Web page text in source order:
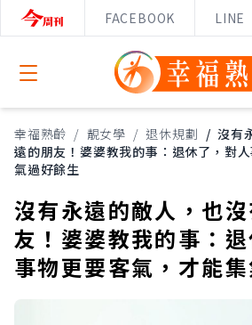
FACEBOOK LINE
Open menu
幸福熟齡 / 靚女學 / 退休規劃 / 沒有
遠的朋友！婆婆教我的事：退休了，對
氣過好餘生
沒有永遠的敵人，也
友！婆婆教我的事：
事物更要客氣，才能